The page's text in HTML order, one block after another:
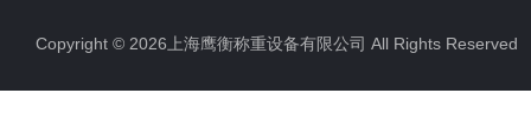
Copyright © 2026上海鹰衡称重设备有限公司 All Rights